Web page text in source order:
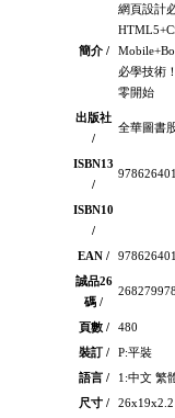
簡介 /
網頁設計
必學技術
零開始
出版社
/
全華圖書
ISBN13
/
ISBN10
/
EAN /
誠品26
碼 /
頁數 /
480
裝訂 /
P:平裝
語言 /
1:中文 繁
尺寸 /
26x19x2.2